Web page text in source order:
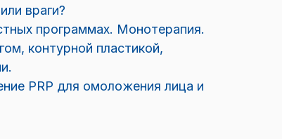
враги?
программах. Монотерапия.
контурной пластикой,
PRP для омоложения лица и